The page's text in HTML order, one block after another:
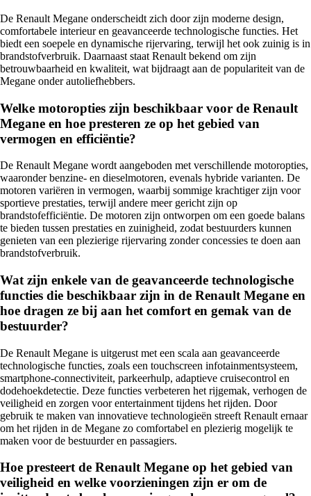
De Renault Megane onderscheidt zich door zijn moderne design,
comfortabele interieur en geavanceerde technologische functies. Het
biedt een soepele en dynamische rijervaring, terwijl het ook zuinig is in
brandstofverbruik. Daarnaast staat Renault bekend om zijn
betrouwbaarheid en kwaliteit, wat bijdraagt aan de populariteit van de
Megane onder autoliefhebbers.
Welke motoropties zijn beschikbaar voor de Renault
Megane en hoe presteren ze op het gebied van
vermogen en efficiëntie?
De Renault Megane wordt aangeboden met verschillende motoropties,
waaronder benzine- en dieselmotoren, evenals hybride varianten. De
motoren variëren in vermogen, waarbij sommige krachtiger zijn voor
sportieve prestaties, terwijl andere meer gericht zijn op
brandstofefficiëntie. De motoren zijn ontworpen om een goede balans
te bieden tussen prestaties en zuinigheid, zodat bestuurders kunnen
genieten van een plezierige rijervaring zonder concessies te doen aan
brandstofverbruik.
Wat zijn enkele van de geavanceerde technologische
functies die beschikbaar zijn in de Renault Megane en
hoe dragen ze bij aan het comfort en gemak van de
bestuurder?
De Renault Megane is uitgerust met een scala aan geavanceerde
technologische functies, zoals een touchscreen infotainmentsysteem,
smartphone-connectiviteit, parkeerhulp, adaptieve cruisecontrol en
dodehoekdetectie. Deze functies verbeteren het rijgemak, verhogen de
veiligheid en zorgen voor entertainment tijdens het rijden. Door
gebruik te maken van innovatieve technologieën streeft Renault ernaar
om het rijden in de Megane zo comfortabel en plezierig mogelijk te
maken voor de bestuurder en passagiers.
Hoe presteert de Renault Megane op het gebied van
veiligheid en welke voorzieningen zijn er om de